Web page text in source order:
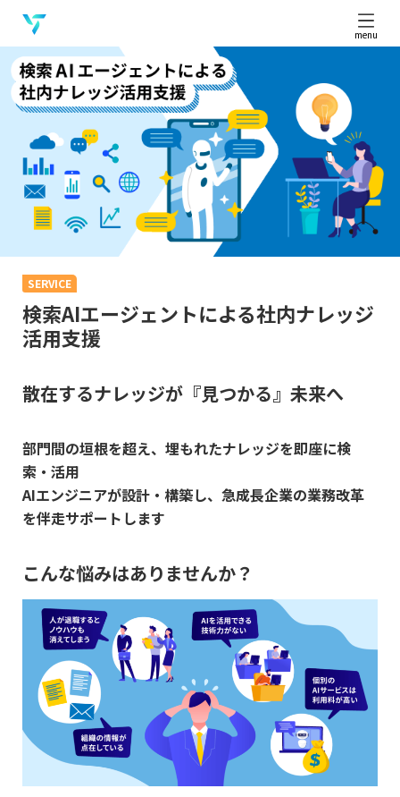
menu
SERVICE
検索AIエージェントによる社内ナレッジ
活用支援
散在するナレッジが『見つかる』未来へ
部門間の垣根を超え、埋もれたナレッジを即座に検
索・活用
AIエンジニアが設計・構築し、急成長企業の業務改革
を伴走サポートします
こんな悩みはありませんか？